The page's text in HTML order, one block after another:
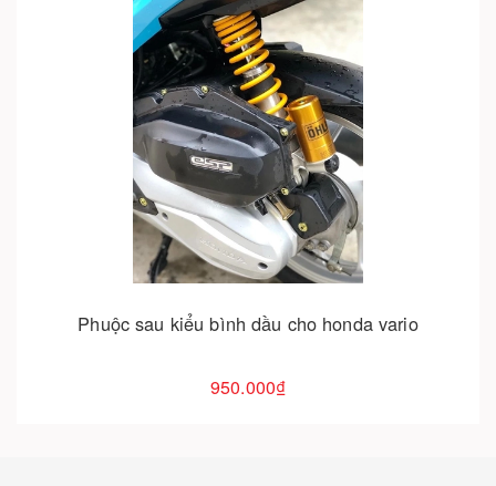
Phuộc sau kiểu bình dầu cho honda vario
950.000₫
Cho vào giỏ hàng